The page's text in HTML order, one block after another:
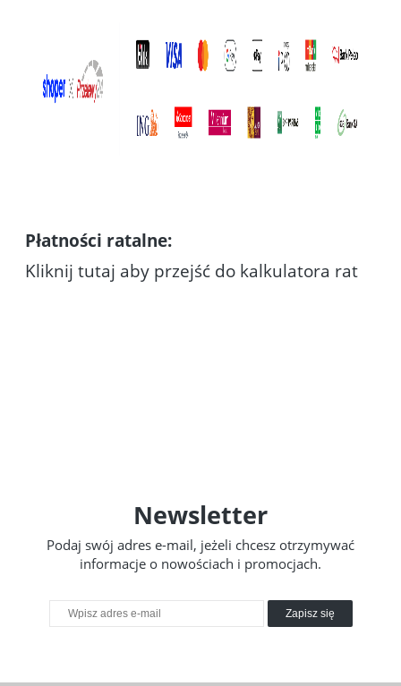
Płatności ratalne:
Kliknij tutaj aby przejść do kalkulatora rat
Newsletter
Podaj swój adres e-mail, jeżeli chcesz otrzymywać
informacje o nowościach i promocjach.
Zapisz się